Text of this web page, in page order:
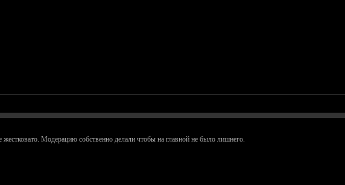
Модерацию собственно делали чтобы на главной не было лишнего.